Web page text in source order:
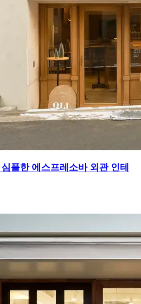
플한 에스프레소바 외관 인테